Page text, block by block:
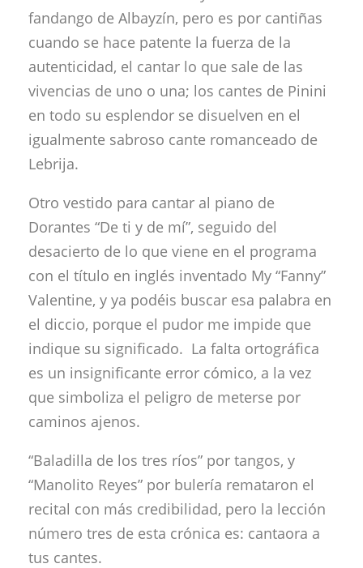
fandango de Albayzín, pero es por cantiñas
cuando se hace patente la fuerza de la
autenticidad, el cantar lo que sale de las
vivencias de uno o una; los cantes de Pinini
en todo su esplendor se disuelven en el
igualmente sabroso cante romanceado de
Lebrija.
Otro vestido para cantar al piano de
Dorantes “De ti y de mí”, seguido del
desacierto de lo que viene en el programa
con el título en inglés inventado My “Fanny”
Valentine, y ya podéis buscar esa palabra en
el diccio, porque el pudor me impide que
indique su significado. La falta ortográfica
es un insignificante error cómico, a la vez
que simboliza el peligro de meterse por
caminos ajenos.
“Baladilla de los tres ríos” por tangos, y
“Manolito Reyes” por bulería remataron el
recital con más credibilidad, pero la lección
número tres de esta crónica es: cantaora a
tus cantes.